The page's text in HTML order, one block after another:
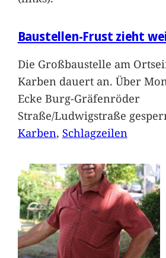
Baustellen-Frust zieht
Die Großbaustelle am
Karben dauert an. Über
Ecke Burg-Gräfenröder
Straße/Ludwigstraße
Karben, Schlagzeilen